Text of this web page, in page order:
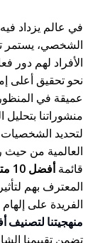
في عالم يزداد
الشخصي، يستمر
الأفراد لهم دور
نحو تحقيق أعلى
منشوراتنا
لتحديد الشخصيات
العالمية من حيث
قائمةأفضل 10 متحدثين تحفيزيين في العالم لعام 2026
المعترف بهم
الفريدة على
منهجيتنا لتصنيف